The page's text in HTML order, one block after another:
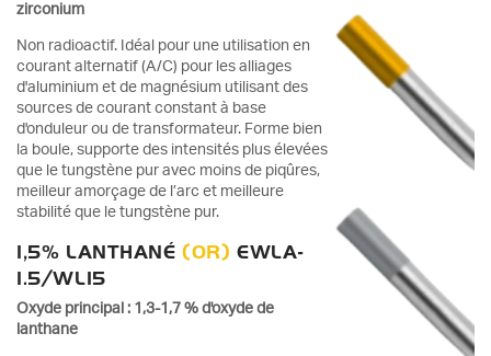
zirconium
Non radioactif. Idéal pour une utilisation en
courant alternatif (A/C) pour les alliages
d'aluminium et de magnésium utilisant des
sources de courant constant à base
d'onduleur ou de transformateur. Forme bien
la boule, supporte des intensités plus élevées
que le tungstène pur avec moins de piqûres,
meilleur amorçage de l’arc et meilleure
stabilité que le tungstène pur.
1,5% LANTHANÉ(OR)EWLA-
1.5/WL15
Oxyde principal : 1,3-1,7 % d'oxyde de
lanthane